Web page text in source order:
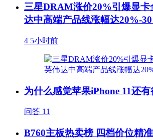
三星DRAM涨价20%引爆显卡
达中高端产品线涨幅达20%-
4 5小时前
为什么感觉苹果iPhone 11还有
问答 11
B760主板热卖榜 四档价位精